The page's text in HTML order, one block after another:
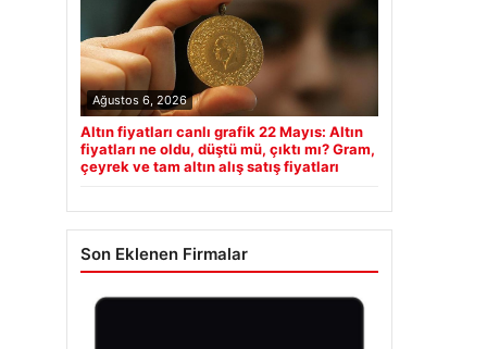
Ağustos 6, 2026
Altın fiyatları canlı grafik 22 Mayıs: Altın
fiyatları ne oldu, düştü mü, çıktı mı? Gram,
çeyrek ve tam altın alış satış fiyatları
Son Eklenen Firmalar